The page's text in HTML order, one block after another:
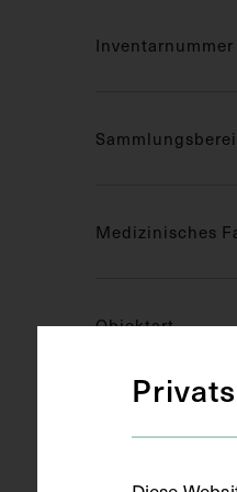
Inventarnummer
Medizinisches
Objektart